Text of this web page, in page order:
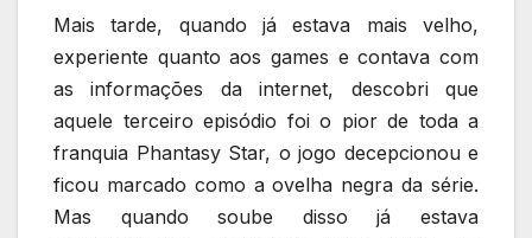
Mais tarde, quando já estava mais velho,
experiente quanto aos games e contava com
as informações da internet, descobri que
aquele terceiro episódio foi o pior de toda a
franquia Phantasy Star, o jogo decepcionou e
ficou marcado como a ovelha negra da série.
Mas quando soube disso já estava